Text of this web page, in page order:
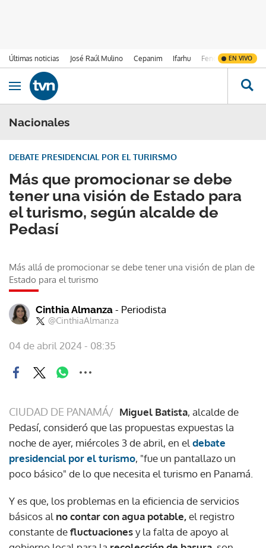
Últimas noticias José Raúl Mulino Cepanim Ifarhu Fenómeno de El
EN VIVO
Ir al contenido
Obrir navegació
Nacionales
Más que promocionar se debe
tener una visión de Estado para
el turismo, según alcalde de
Pedasí
DEBATE PRESIDENCIAL POR EL TURIRSMO
Más allá de promocionar se debe tener una visión de plan de
Estado para el turismo
Cinthia Almanza - Periodista
@CinthiaAlmanza
04 de abril 2024 - 08:35
CIUDAD DE PANAMÁ/ Miguel Batista, alcalde de
Pedasí, consideró que las propuestas expuestas la
noche de ayer, miércoles 3 de abril, en el debate
presidencial por el turismo, "fue un pantallazo un
poco básico" de lo que necesita el turismo en Panamá.
Y es que, los problemas en la eficiencia de servicios
básicos al no contar con agua potable,el registro
constante defluctuacionesy la falta de apoyo al